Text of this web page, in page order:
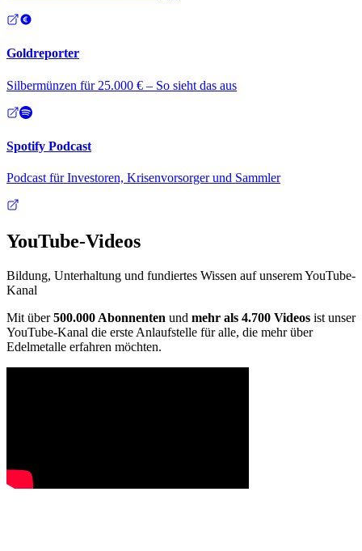
Goldreporter
Silbermünzen für 25.000 € – So sieht das aus
Spotify Podcast
Podcast für Investoren, Krisenvorsorger und Sammler
YouTube-Videos
Bildung, Unterhaltung und fundiertes Wissen auf unserem YouTube-
Kanal
Mit über500.000 Abonnenten und mehr als 4.700 Videos ist unser
YouTube-Kanal die erste Anlaufstelle für alle, die mehr über
Edelmetalle erfahren möchten.